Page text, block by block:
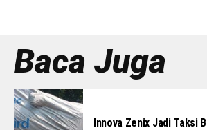
Baca Juga
Innova Zenix Jadi Taksi